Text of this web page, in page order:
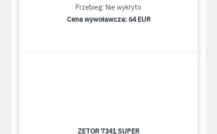
Przebieg: Nie wykryto
Cena wywoławcza: 64 EUR
ZETOR 7341 SUPER